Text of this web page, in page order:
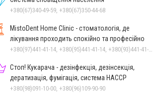
+380(67)340-49-59, +380(67)350-44-68
MistoDent Home Clinic - стоматологія, де
лікування проходить спокійно та професійно
+380(97)441-41-14, +380(95)441-41-14, +380(93)441-41-14
Стоп! Кукарача - дезінфекція, дезінсекція,
дератизація, фумігація, система HACCP
+380(98)091-10-00, +380(96)109-90-90